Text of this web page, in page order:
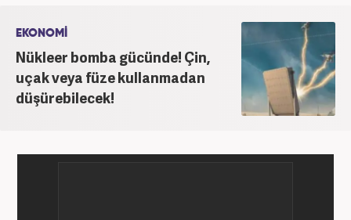
haber sitesi ve televizyon kanalında farklı
pozisyonlarda görev aldı. Şu an meslek hayatına
haber7.com'da "Editör" olarak devam ediyor.
EKONOMİ
Nükleer bomba gücünde! Çin,
uçak veya füze kullanmadan
düşürebilecek!